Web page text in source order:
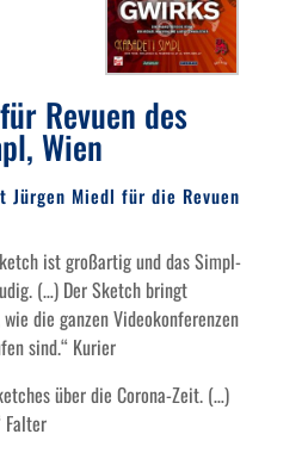
Revuen des
Wien
Miedl für die Revuen
ist großartig und das Simpl-
(…) Der Sketch bringt
die ganzen Videokonferenzen
sind.“ Kurier
über die Corona-Zeit. (…)
Falter